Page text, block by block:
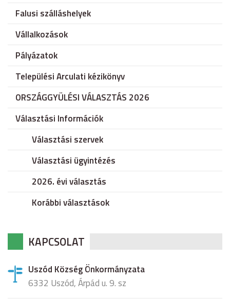
Falusi szálláshelyek
Vállalkozások
Pályázatok
Települési Arculati kézikönyv
ORSZÁGGYÜLÉSI VÁLASZTÁS 2026
Választási Információk
Választási szervek
Választási ügyintézés
2026. évi választás
Korábbi választások
KAPCSOLAT
Uszód Község Önkormányzata
6332 Uszód, Árpád u. 9. sz